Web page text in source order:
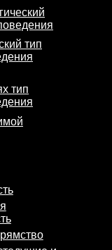
тип
тип